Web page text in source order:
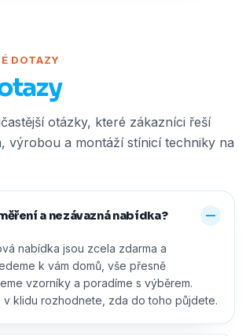
DOTAZY
otázky, které zákazníci řeší
výrobou a montáží stínicí techniky na
a nezávazná nabídka?
nabídka jsou zcela zdarma a
k vám domů, vše přesně
vzorníky a poradíme s výběrem.
klidu rozhodnete, zda do toho půjdete.